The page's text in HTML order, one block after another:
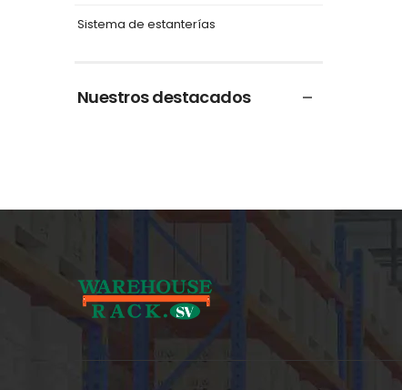
Sistema de estanterías
Nuestros destacados